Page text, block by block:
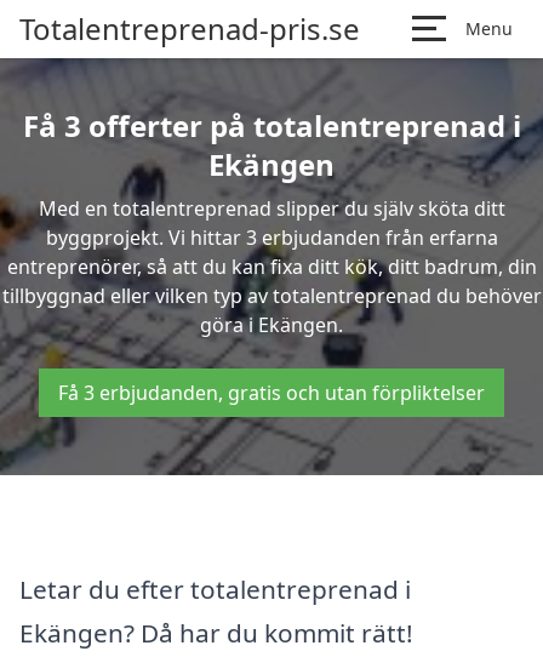
Totalentreprenad-pris.se Menu
Få 3 offerter på totalentreprenad i
Ekängen
Med en totalentreprenad slipper du själv sköta ditt
byggprojekt. Vi hittar 3 erbjudanden från erfarna
entreprenörer, så att du kan fixa ditt kök, ditt badrum, din
tillbyggnad eller vilken typ av totalentreprenad du behöver
göra i Ekängen.
Få 3 erbjudanden, gratis och utan förpliktelser
Letar du efter totalentreprenad i
Ekängen? Då har du kommit rätt!